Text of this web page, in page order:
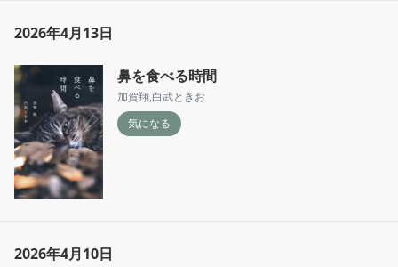
2026年4月13日
鼻を食べる時間
加賀翔,白武ときお
気になる
2026年4月10日